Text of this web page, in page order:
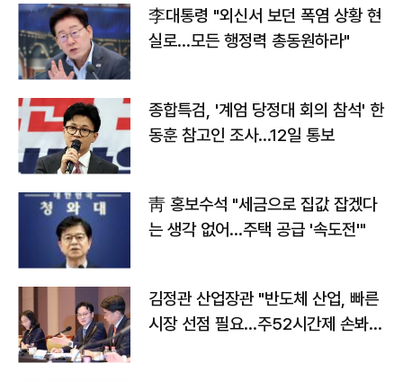
李대통령 "외신서 보던 폭염 상황 현
실로…모든 행정력 총동원하라"
종합특검, '계엄 당정대 회의 참석' 한
동훈 참고인 조사...12일 통보
靑 홍보수석 "세금으로 집값 잡겠다
는 생각 없어…주택 공급 '속도전'"
김정관 산업장관 "반도체 산업, 빠른
시장 선점 필요…주52시간제 손봐